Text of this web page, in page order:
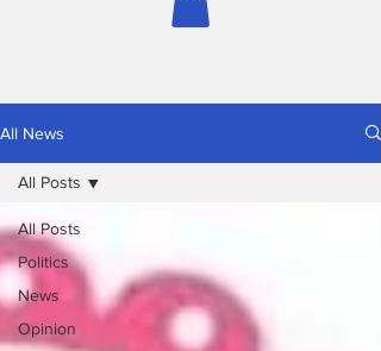
All News
All Posts
Politics
News
Opinion
All Posts